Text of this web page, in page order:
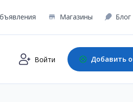
Магазины Блог
Войти Добавить